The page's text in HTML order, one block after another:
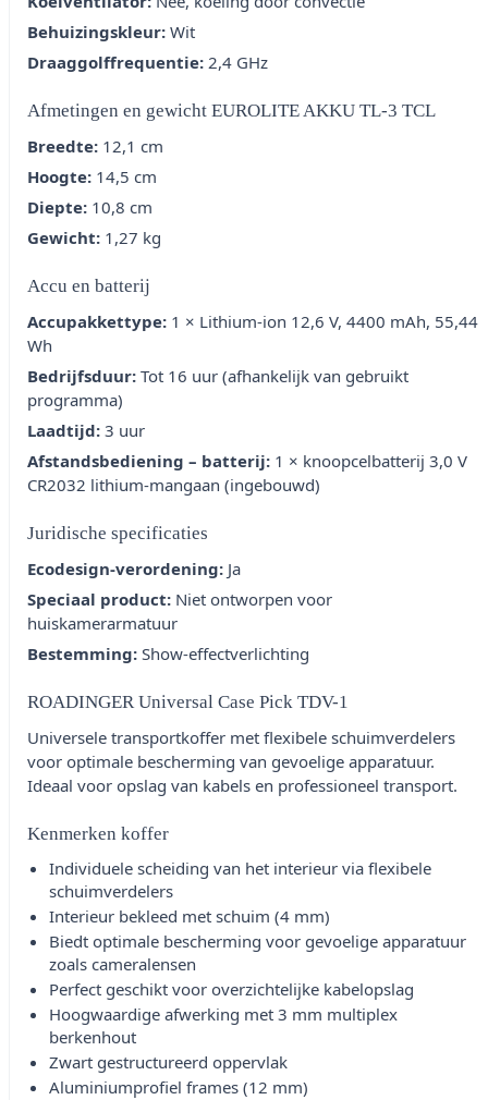
Behuizingskleur: Wit
Draaggolffrequentie: 2,4 GHz
Afmetingen en gewicht EUROLITE AKKU TL-3 TCL
Breedte: 12,1 cm
Hoogte: 14,5 cm
Diepte: 10,8 cm
Gewicht: 1,27 kg
Accu en batterij
Accupakkettype: 1 × Lithium-ion 12,6 V, 4400 mAh, 55,44
Wh
Bedrijfsduur: Tot 16 uur (afhankelijk van gebruikt
programma)
Laadtijd: 3 uur
Afstandsbediening – batterij: 1 × knoopcelbatterij 3,0 V
CR2032 lithium-mangaan (ingebouwd)
Juridische specificaties
Ecodesign-verordening: Ja
Speciaal product: Niet ontworpen voor
huiskamerarmatuur
Bestemming: Show-effectverlichting
ROADINGER Universal Case Pick TDV-1
Universele transportkoffer met flexibele schuimverdelers
voor optimale bescherming van gevoelige apparatuur.
Ideaal voor opslag van kabels en professioneel transport.
Kenmerken koffer
Individuele scheiding van het interieur via flexibele
schuimverdelers
Interieur bekleed met schuim (4 mm)
Biedt optimale bescherming voor gevoelige apparatuur
zoals cameralensen
Perfect geschikt voor overzichtelijke kabelopslag
Hoogwaardige afwerking met 3 mm multiplex
berkenhout
Zwart gestructureerd oppervlak
Aluminiumprofiel frames (12 mm)